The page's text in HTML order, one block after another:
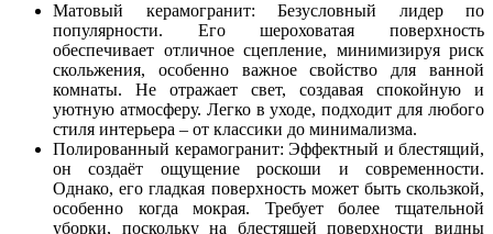
Матовый керамогранит: Безусловный лидер по
популярности. Его шероховатая поверхность
обеспечивает отличное сцепление, минимизируя риск
скольжения, особенно важное свойство для ванной
комнаты. Не отражает свет, создавая спокойную и
уютную атмосферу. Легко в уходе, подходит для любого
стиля интерьера – от классики до минимализма.
Полированный керамогранит: Эффектный и блестящий,
он создаёт ощущение роскоши и современности.
Однако, его гладкая поверхность может быть скользкой,
особенно когда мокрая. Требует более тщательной
уборки, поскольку на блестящей поверхности видны